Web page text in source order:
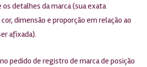
detalhes da marca (sua exata
dimensão e proporção em relação ao
afixada).
pedido de registro de marca de posição